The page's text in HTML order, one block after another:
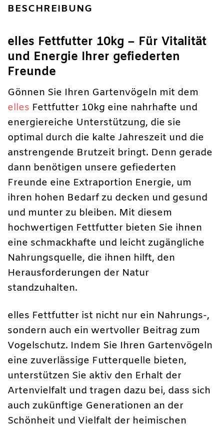
BESCHREIBUNG
elles Fettfutter 10kg – Für Vitalität
und Energie Ihrer gefiederten
Freunde
Gönnen Sie Ihren Gartenvögeln mit dem
elles Fettfutter 10kg eine nahrhafte und
energiereiche Unterstützung, die sie
optimal durch die kalte Jahreszeit und die
anstrengende Brutzeit bringt. Denn gerade
dann benötigen unsere gefiederten
Freunde eine Extraportion Energie, um
ihren hohen Bedarf zu decken und gesund
und munter zu bleiben. Mit diesem
hochwertigen Fettfutter bieten Sie ihnen
eine schmackhafte und leicht zugängliche
Nahrungsquelle, die ihnen hilft, den
Herausforderungen der Natur
standzuhalten.
elles Fettfutter ist nicht nur ein Nahrungs-,
sondern auch ein wertvoller Beitrag zum
Vogelschutz. Indem Sie Ihren Gartenvögeln
eine zuverlässige Futterquelle bieten,
unterstützen Sie aktiv den Erhalt der
Artenvielfalt und tragen dazu bei, dass sich
auch zukünftige Generationen an der
Schönheit und Vielfalt der heimischen